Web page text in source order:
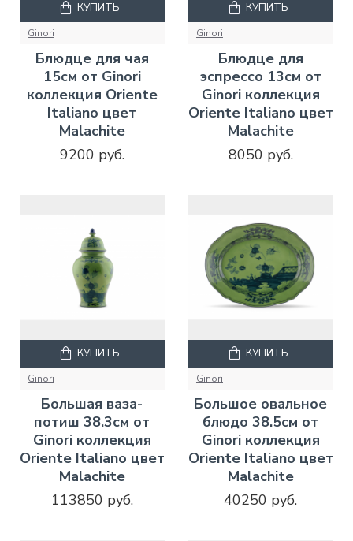
Ginori
Блюдце для чая
15см от Ginori
коллекция Oriente
Italiano цвет
Malachite
9200 руб.
КУПИТЬ
Ginori
Блюдце для
эспрессо 13см от
Ginori коллекция
Oriente Italiano цвет
Malachite
8050 руб.
КУПИТЬ
Ginori
Большая ваза-
потиш 38.3см от
Ginori коллекция
Oriente Italiano цвет
Malachite
113850 руб.
КУПИТЬ
Ginori
Большое овальное
блюдо 38.5см от
Ginori коллекция
Oriente Italiano цвет
Malachite
40250 руб.
КУПИТЬ